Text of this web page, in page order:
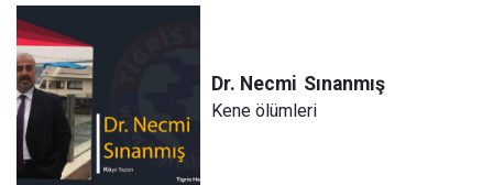
Dr. Necmi Sınanmış
Kene ölümleri